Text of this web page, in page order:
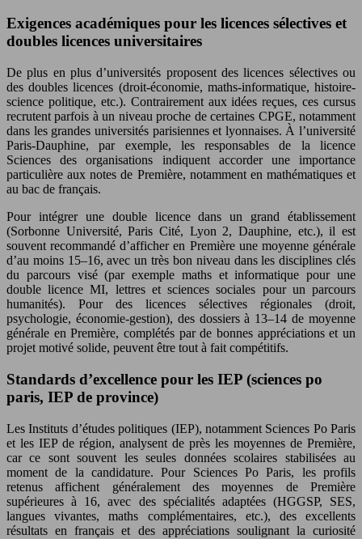
Exigences académiques pour les licences sélectives et
doubles licences universitaires
De plus en plus d’universités proposent des licences sélectives ou
des doubles licences (droit-économie, maths-informatique, histoire-
science politique, etc.). Contrairement aux idées reçues, ces cursus
recrutent parfois à un niveau proche de certaines CPGE, notamment
dans les grandes universités parisiennes et lyonnaises. À l’université
Paris-Dauphine, par exemple, les responsables de la licence
Sciences des organisations indiquent accorder une importance
particulière aux notes de Première, notamment en mathématiques et
au bac de français.
Pour intégrer une double licence dans un grand établissement
(Sorbonne Université, Paris Cité, Lyon 2, Dauphine, etc.), il est
souvent recommandé d’afficher en Première une moyenne générale
d’au moins 15–16, avec un très bon niveau dans les disciplines clés
du parcours visé (par exemple maths et informatique pour une
double licence MI, lettres et sciences sociales pour un parcours
humanités). Pour des licences sélectives régionales (droit,
psychologie, économie-gestion), des dossiers à 13–14 de moyenne
générale en Première, complétés par de bonnes appréciations et un
projet motivé solide, peuvent être tout à fait compétitifs.
Standards d’excellence pour les IEP (sciences po
paris, IEP de province)
Les Instituts d’études politiques (IEP), notamment Sciences Po Paris
et les IEP de région, analysent de près les moyennes de Première,
car ce sont souvent les seules données scolaires stabilisées au
moment de la candidature. Pour Sciences Po Paris, les profils
retenus affichent généralement des moyennes de Première
supérieures à 16, avec des spécialités adaptées (HGGSP, SES,
langues vivantes, maths complémentaires, etc.), des excellents
résultats en français et des appréciations soulignant la curiosité